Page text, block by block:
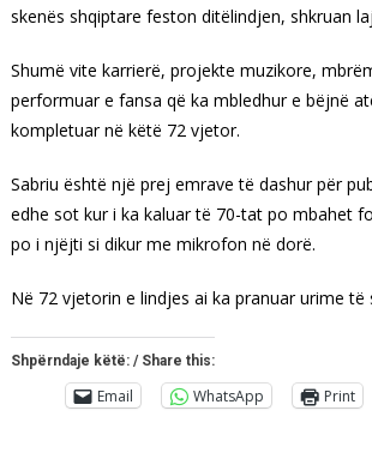
skenës shqiptare feston ditëlindjen, shkruan
Shumë vite karrierë, projekte muzikore,
performuar e fansa që ka mbledhur e bëjnë
kompletuar në këtë 72 vjetor.
Sabriu është një prej emrave të dashur për
edhe sot kur i ka kaluar të 70-tat po mbahet
po i njëjti si dikur me mikrofon në dorë.
Në 72 vjetorin e lindjes ai ka pranuar urime të
Shpërndaje këtë: / Share this:
Email WhatsApp Print